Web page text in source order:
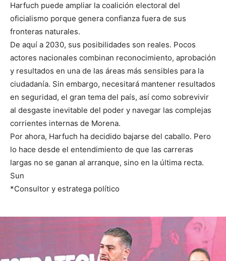
Harfuch puede ampliar la coalición electoral del
oficialismo porque genera confianza fuera de sus
fronteras naturales.
De aquí a 2030, sus posibilidades son reales. Pocos
actores nacionales combinan reconocimiento, aprobación
y resultados en una de las áreas más sensibles para la
ciudadanía. Sin embargo, necesitará mantener resultados
en seguridad, el gran tema del país, así como sobrevivir
al desgaste inevitable del poder y navegar las complejas
corrientes internas de Morena.
Por ahora, Harfuch ha decidido bajarse del caballo. Pero
lo hace desde el entendimiento de que las carreras
largas no se ganan al arranque, sino en la última recta.
Sun
*Consultor y estratega político